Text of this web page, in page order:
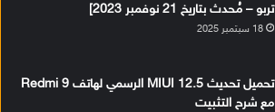
تربو – مُحدث بتاريخ 21 نوفمبر 2023]
18 سبتمبر 2025
تحميل تحديث MIUI 12.5 الرسمي لهاتف Redmi 9
مع شرح التثبيت